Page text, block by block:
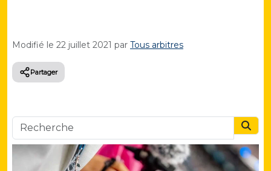
Modifié le 22 juillet 2021 par Tous arbitres
Partager